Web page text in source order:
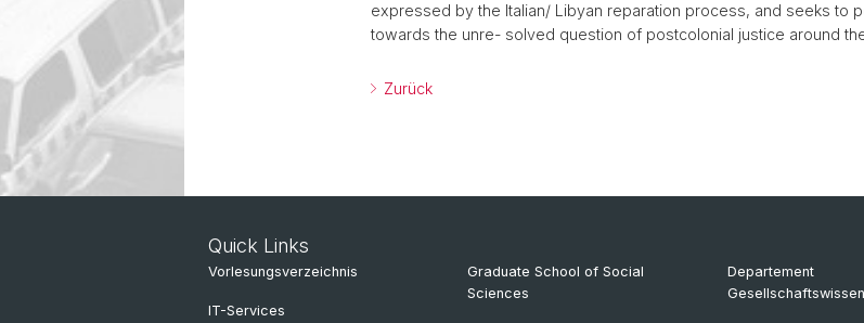
expressed by the Italian/ Libyan reparation process, and seeks to
towards the unre- solved question of postcolonial justice around
Zurück
Quick Links
Vorlesungsverzeichnis
IT-Services
Graduate School of Social
Sciences
Departement